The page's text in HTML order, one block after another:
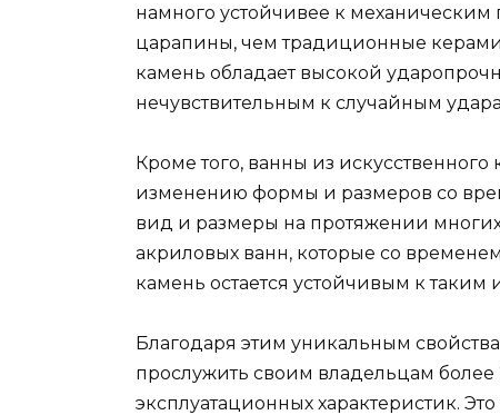
намного устойчивее к
царапины, чем традиционные
камень обладает высокой
нечувствительным к случайным
Кроме того, ванны из
изменению формы и размеров со
вид и размеры на протяжении многих
акриловых ванн, которые со
камень остается устойчивым к таким
Благодаря этим уникальным
прослужить своим владельцам более
эксплуатационных характеристик.